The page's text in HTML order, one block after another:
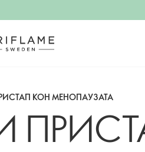
КОН МЕНОПАУЗАТА